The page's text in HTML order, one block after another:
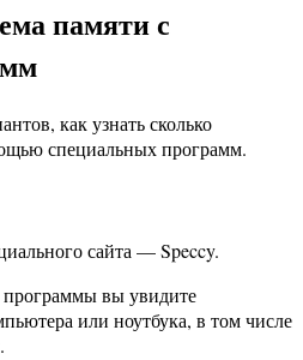
памяти с
как узнать сколько
специальных программ.
сайта — Speccy.
программы вы увидите
или ноутбука, в том числе